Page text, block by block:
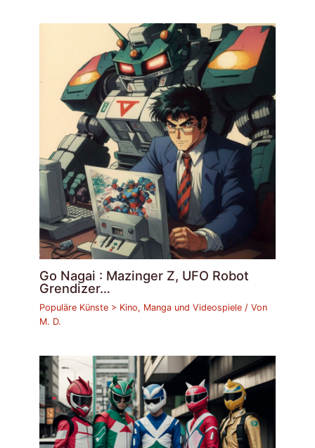
Go Nagai : Mazinger Z, UFO Robot
Grendizer…
Populäre Künste > Kino, Manga und Videospiele / Von
M. D.